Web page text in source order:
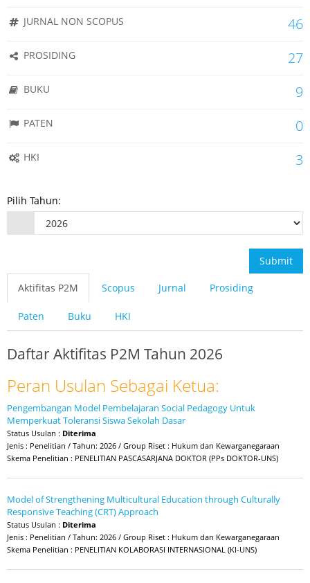
JURNAL NON SCOPUS 46
PROSIDING 27
BUKU 9
PATEN 0
HKI 3
Pilih Tahun:
Submit
Aktifitas P2M Scopus Jurnal Prosiding
Paten Buku HKI
Daftar Aktifitas P2M Tahun 2026
Peran Usulan Sebagai Ketua:
Pengembangan Model Pembelajaran Social Pedagogy Untuk
Memperkuat Toleransi Siswa Sekolah Dasar
Status Usulan : Diterima
Jenis : Penelitian / Tahun: 2026 / Group Riset : Hukum dan Kewarganegaraan
Skema Penelitian : PENELITIAN PASCASARJANA DOKTOR (PPs DOKTOR-UNS)
Model of Strengthening Multicultural Education through Culturally
Responsive Teaching (CRT) Approach
Status Usulan : Diterima
Jenis : Penelitian / Tahun: 2026 / Group Riset : Hukum dan Kewarganegaraan
Skema Penelitian : PENELITIAN KOLABORASI INTERNASIONAL (KI-UNS)